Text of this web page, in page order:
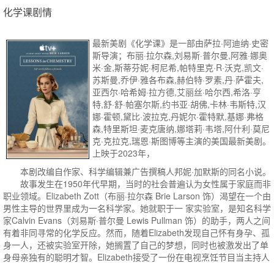
化学课剧情
最新美剧《化学课》是一部由萨拉·阿迪纳·史密
斯导演；布丽·拉尔森,刘易斯·普尔曼,阿雅·娜奥
米·金,斯蒂芬妮·柯尼希,帕特里克·R·沃克,凯文·
苏斯曼,乔伊·雅各布森,赫伯特·罗素,丹·萨霍夫,
亚西尔·哈希姆·拉方德,艾丽丝·哈尔西,希洛·亨
特,舒·舒·帕塞尔斯,约书亚·胡佛,卡林·韦斯特,汉
娜·霍顿,黛比·波拉克,丹妮尔·霍特默,基娜·弗格
森,特里斯坦·麦克唐纳,娜塔莉·韦塔,阿什利·莫尼
克·克拉克,瑞恩·斯图博等主演的美国最新美剧。
上映于2023年，
本剧改编自作家、科学编辑兼广告撰稿人邦妮·加默斯的同名小说。
故事发生在1950年代早期，当时的社会普遍认为女性属于家庭而非
职业领域。Elizabeth Zott（布丽·拉尔森 Brie Larson 饰）渴望在一个由
男性主导的世界里成为一名科学家。她就职于一 家实验室，是知名科学
家Calvin Evans（刘易斯·普尔曼 Lewis Pullman 饰）的助手，两人之间
有着非同寻常的化学反应。然而，随着Elizabeth发现自己怀有身孕、孤
身一人，还被实验室开除，她搁置了自己的梦想，同时也被激发出了单
身母亲独有的聪明才智。Elizabeth接受了一份在电视烹饪节目当主持人